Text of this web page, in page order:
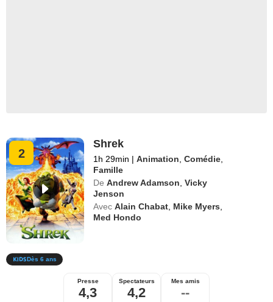
2
Shrek
1h 29min | Animation ,Comédie
Famille
De Andrew Adamson ,Vicky
Jenson
Avec Alain Chabat Mike Myers
Med Hondo
Dès 6 ans
Presse
4,3
Spectateurs
4,2
Mes amis
--